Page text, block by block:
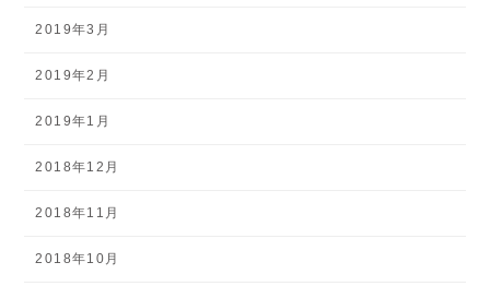
2019年3月
2019年2月
2019年1月
2018年12月
2018年11月
2018年10月